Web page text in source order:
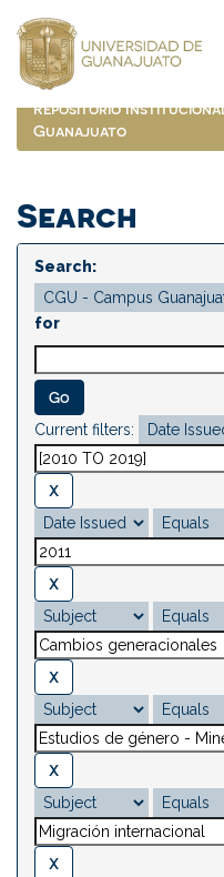
navigation
Repositorio
Guanajuato
Search
Search:
for
Current filters: